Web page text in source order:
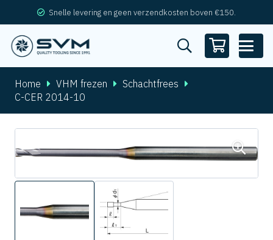
Snelle levering en geen verzendkosten boven €150.
Home VHM frezen
Schachtfrees
C-CER 2014-10